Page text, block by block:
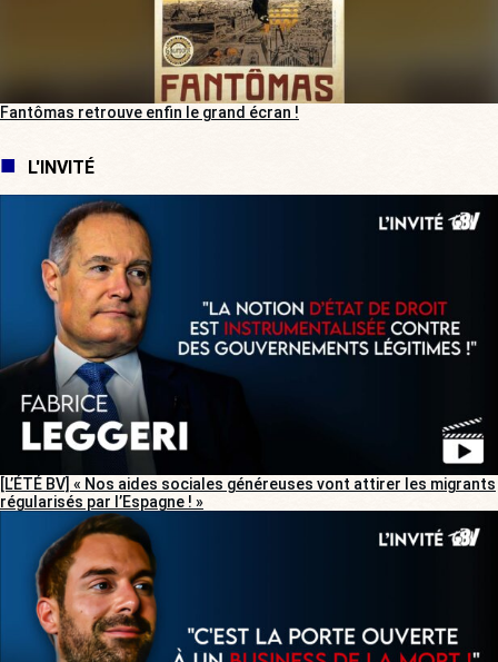
Fantômas retrouve enfin le grand écran !
L'INVITÉ
[L’ÉTÉ BV] « Nos aides sociales généreuses vont attirer les migrants
régularisés par l’Espagne ! »